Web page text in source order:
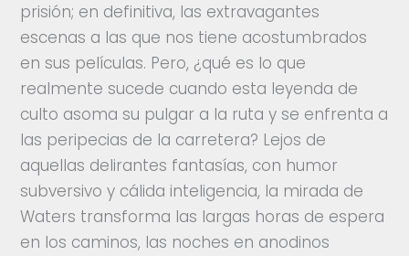
prisión; en definitiva, las extravagantes
escenas a las que nos tiene acostumbrados
en sus películas. Pero, ¿qué es lo que
realmente sucede cuando esta leyenda de
culto asoma su pulgar a la ruta y se enfrenta a
las peripecias de la carretera? Lejos de
aquellas delirantes fantasías, con humor
subversivo y cálida inteligencia, la mirada de
Waters transforma las largas horas de espera
en los caminos, las noches en anodinos